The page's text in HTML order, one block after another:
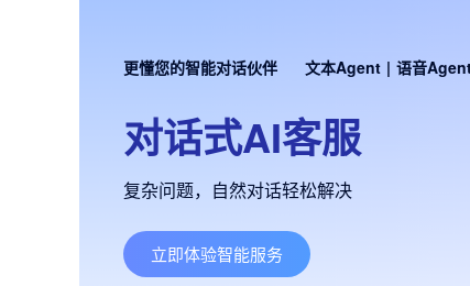
更懂您的智能对话伙伴 文本Agent | 语音
对话式AI客服
复杂问题，自然对话轻松解决
立即体验智能服务